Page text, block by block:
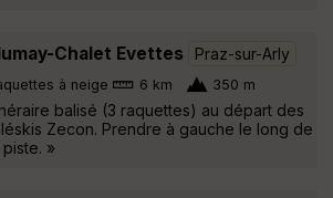
Chalet Evettes Praz-sur-Arly
à neige 6 km 350 m
balisé (3 raquettes) au départ des
Zecon. Prendre à gauche le long de
piste. »